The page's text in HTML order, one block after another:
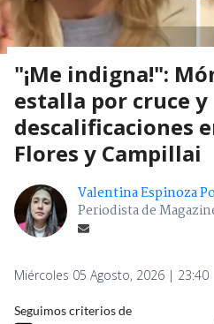
"¡Me indigna!":
estalla por cruce y
descalificaciones
Flores y Campillai
Valentina Espinoza
Periodista de
Miércoles 05 Agosto, 2026 | 23:40
Seguimos criterios de